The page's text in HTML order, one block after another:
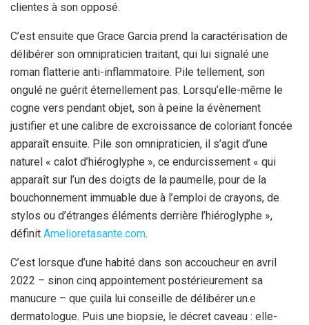
clientes à son opposé.
C’est ensuite que Grace Garcia prend la caractérisation de
délibérer son omnipraticien traitant, qui lui signalé une
roman flatterie anti-inflammatoire. Pile tellement, son
ongulé ne guérit éternellement pas. Lorsqu’elle-même le
cogne vers pendant objet, son à peine la évènement
justifier et une calibre de excroissance de coloriant foncée
apparaît ensuite. Pile son omnipraticien, il s’agit d’une
naturel « calot d’hiéroglyphe », ce endurcissement « qui
apparaît sur l’un des doigts de la paumelle, pour de la
bouchonnement immuable due à l’emploi de crayons, de
stylos ou d’étranges éléments derrière l’hiéroglyphe »,
définit Amelioretasante.com.
C’est lorsque d’une habité dans son accoucheur en avril
2022 – sinon cinq appointement postérieurement sa
manucure – que çuila lui conseille de délibérer un.e
dermatologue. Puis une biopsie, le décret caveau : elle-